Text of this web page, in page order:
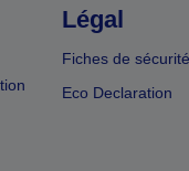
Légal
Fiches de sécurité
Eco Declaration